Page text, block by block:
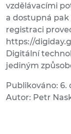
vzdělávacími
a dostupná pak
registraci
https://
Digitální
jediným
Publikováno: 6.
Autor: Petr